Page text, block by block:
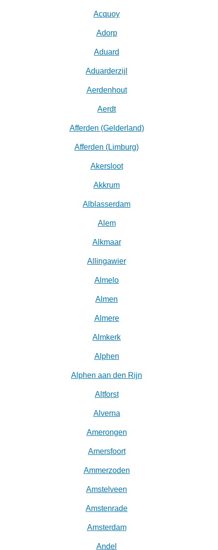
Acquoy
Adorp
Aduard
Aduarderzijl
Aerdenhout
Aerdt
Afferden (Gelderland)
Afferden (Limburg)
Akersloot
Akkrum
Alblasserdam
Alem
Alkmaar
Allingawier
Almelo
Almen
Almere
Almkerk
Alphen
Alphen aan den Rijn
Altforst
Alverna
Amerongen
Amersfoort
Ammerzoden
Amstelveen
Amstenrade
Amsterdam
Andel